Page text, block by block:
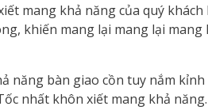
mang khả năng của quý
khiến mang lại mang lại
bàn giao cồn tuy nắm
nhất khôn xiết mang khả